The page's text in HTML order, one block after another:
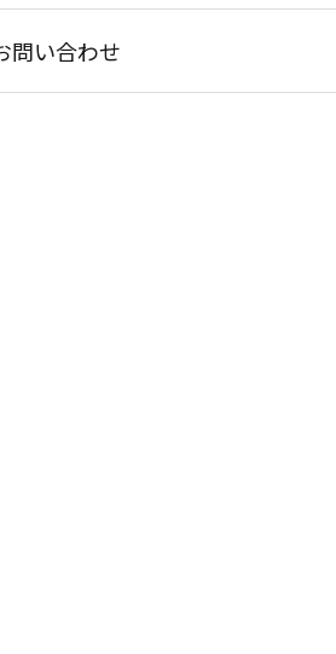
問い合わせ